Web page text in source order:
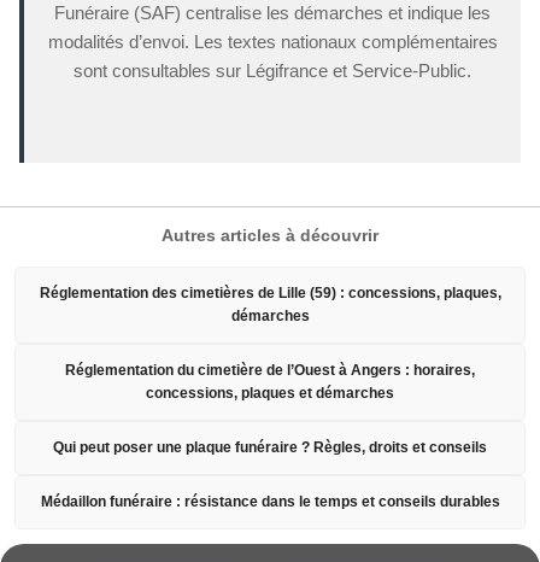
Funéraire (SAF) centralise les démarches et indique les
modalités d’envoi. Les textes nationaux complémentaires
sont consultables sur Légifrance et Service-Public.
Autres articles à découvrir
Réglementation des cimetières de Lille (59) : concessions, plaques,
démarches
Réglementation du cimetière de l’Ouest à Angers : horaires,
concessions, plaques et démarches
Qui peut poser une plaque funéraire ? Règles, droits et conseils
Médaillon funéraire : résistance dans le temps et conseils durables